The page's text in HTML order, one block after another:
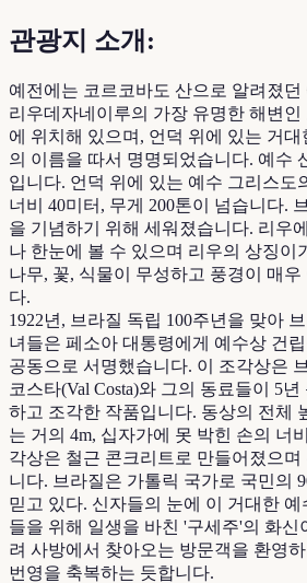
관광지 소개:
예전에는 코르코바도 산으로 알려졌던
리우데자네이루의 가장 유명한 해변인
에 위치해 있으며, 언덕 위에 있는 거
의 이름을 따서 명명되었습니다. 예수
입니다. 언덕 위에 있는 예수 그리스도
너비 40미터, 무게 200톤이 넘습니다.
을 기념하기 위해 세워졌습니다. 리우
나 한눈에 볼 수 있으며 리우의 상징이
나무, 꽃, 식물이 무성하고 풍경이 매우
다.
1922년, 브라질 독립 100주년을 맞아
녀들은 페소아 대통령에게 예수상 건
공동으로 서명했습니다. 이 조각상은
코스타(Val Costa)와 그의 동료들이 5
하고 조각한 작품입니다. 동상의 전체
는 거의 4m, 십자가에 못 박힌 손의 너
각상은 철근 콘크리트로 만들어졌으며
니다. 브라질은 가톨릭 국가로 국민의
믿고 있다. 신자들의 눈에 이 거대한
들을 위해 일생을 바친 '구세주'의 화신
려 사방에서 찾아오는 방문객을 환영
번영을 축복하는 듯합니다.